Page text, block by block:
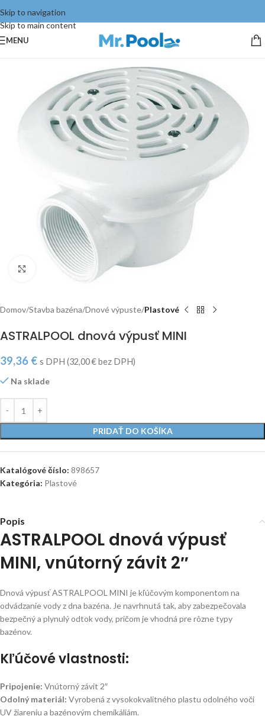
Skip to navigation
Skip to main content
MENU
Click to enlarge
Domov Stavba bazéna Dnové výpuste Plastové
ASTRALPOOL dnová výpusť MINI
39,36 € s DPH (32,00€bez DPH)
Na sklade
PRIDAŤ DO KOŠÍKA
Katalógové číslo: 898657
Kategória: Plastové
Popis
ASTRALPOOL dnová výpusť
MINI, vnútorný závit 2″
Dnová výpusť ASTRALPOOL MINI je kľúčovým komponentom na
odvádzanie vody z dna bazéna. Je navrhnutá tak, aby zabezpečovala
bezpečný a plynulý odtok vody, pričom je vhodná pre rôzne typy
bazénov.
Kľúčové vlastnosti:
Pripojenie: Vnútorný závit 2″
Odolný materiál: Vyrobená z vysokokvalitného plastu odolného voči
UV žiareniu a bazénovým chemikáliám.